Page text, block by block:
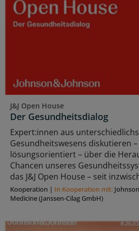
J&J Open House
Der Gesundheitsdialog
Expert:innen aus
Gesundheitswesens diskutieren
lösungsorientiert – über die
Chancen unseres
das J&J Open House – seit
Kooperation | In Kooperation mit:
Medicine (Janssen-Cilag GmbH)